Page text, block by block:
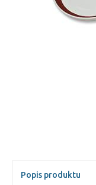
Popis produktu